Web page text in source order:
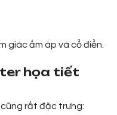
giác ấm áp và cổ điển.
họa tiết
rất đặc trưng: